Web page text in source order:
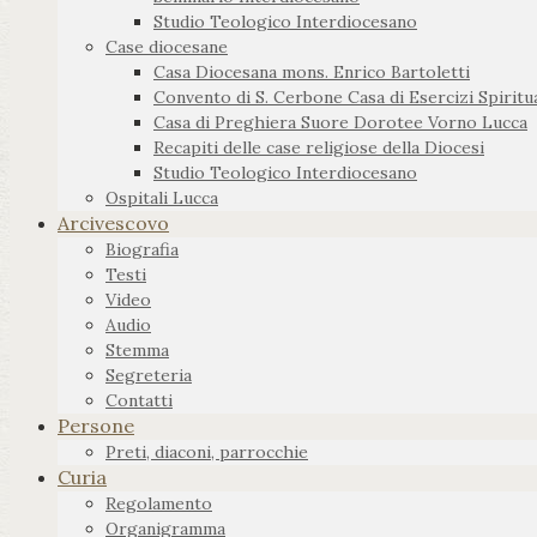
Studio Teologico Interdiocesano
Case diocesane
Casa Diocesana mons. Enrico Bartoletti
Convento di S. Cerbone Casa di Esercizi
Casa di Preghiera Suore Dorotee Vorno Lucca
Recapiti delle case religiose della Diocesi
Studio Teologico Interdiocesano
Ospitali Lucca
Arcivescovo
Biografia
Testi
Video
Audio
Stemma
Segreteria
Contatti
Persone
Preti, diaconi, parrocchie
Curia
Regolamento
Organigramma